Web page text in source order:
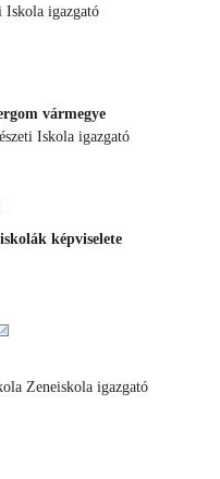
Iskola igazgató
vármegye
Iskola igazgató
képviselete
Zeneiskola igazgató